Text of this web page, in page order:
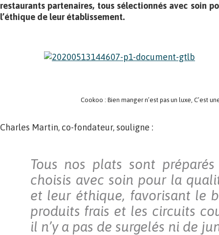
restaurants partenaires, tous sélectionnés avec soin
l’éthique de leur établissement.
Cookoo : Bien manger n’est pas un luxe, C’est
Charles Martin, co-fondateur, souligne :
Tous nos plats sont
choisis avec soin pour la
et leur éthique, favorisant le
produits frais et les circuits
il n’y a pas de surgelés ni de